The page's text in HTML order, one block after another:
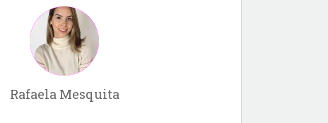
Rafaela Mesquita